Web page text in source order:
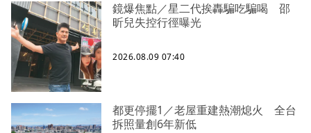
鏡爆焦點／星二代挨轟騙吃騙喝 邵
昕兒失控行徑曝光
2026.08.09 07:40
都更停擺1／老屋重建熱潮熄火 全台
拆照量創6年新低